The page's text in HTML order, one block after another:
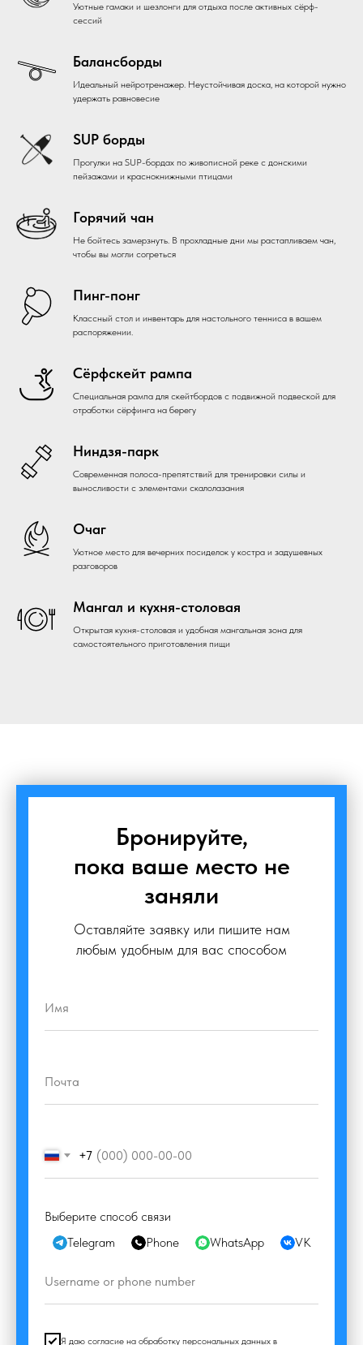
Уютные гамаки и шезлонги для отдыха после активных сёрф-
сессий
Балансборды
Идеальный нейротренажер. Неустойчивая доска, на которой нужно
удержать равновесие
SUP борды
Прогулки на SUP-бордах по живописной реке с донскими
пейзажами и краснокнижными птицами
Горячий чан
Не бойтесь замерзнуть. В прохладные дни мы растапливаем чан,
чтобы вы могли согреться
Пинг-понг
Классный стол и инвентарь для настольного тенниса в вашем
распоряжении.
Сёрфскейт рампа
Специальная рампа для скейтбордов с подвижной подвеской для
отработки сёрфинга на берегу
Ниндзя-парк
Современная полоса-препятствий для тренировки силы и
выносливости с элементами скалолазания
Очаг
Уютное место для вечерних посиделок у костра и задушевных
разговоров
Мангал и кухня-столовая
Открытая кухня-столовая и удобная мангальная зона для
самостоятельного приготовления пищи
Бронируйте,
пока ваше место не
заняли
Оставляйте заявку или пишите нам
любым удобным для вас способом
+7
Выберите способ связи
Telegram
Phone WhatsApp VK
Я даю согласие на обработку персональных данных в